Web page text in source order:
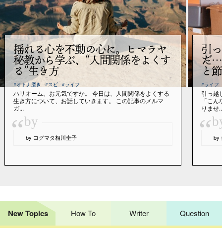
揺れる心を不動の心に。ヒマラヤ
秘教から学ぶ、“人間関係をよくす
る”生き方
#オトナ磨き #スピ #ライフ
ハリオーム。お元気ですか。 今日は、人間関係をよくする
生き方について、お話していきます。 この記事のメルマ
ガ...
“by
by ヨグマタ相川圭子
引
だ…
と
#ライフ
引っ越
「こ
りませ
“ by
New Topics How To Writer Question